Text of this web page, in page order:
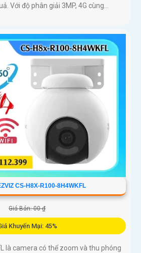
Với độ phân giải 3MP, 4G cùng...
CS-H8X-R100-8H4WKFL
Giá Bán: 00 ₫
Khuyến Mại: 45%
là camera có thể zoom và thu phóng